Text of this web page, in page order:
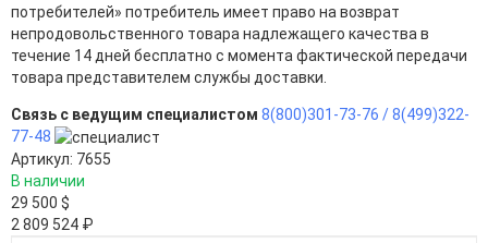
потребителей» потребитель имеет право на возврат
непродовольственного товара надлежащего качества в
течение 14 дней бесплатно с момента фактической передачи
товара представителем службы доставки.
Связь с ведущим специалистом 8(800)301-73-76 /8(499)322-
77-48
Артикул: 7655
В наличии
29 500 $
2 809 524 ₽